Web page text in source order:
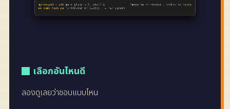
เลือกอันไหนดี
ลองดูเลยว่าชอบแบบไหน